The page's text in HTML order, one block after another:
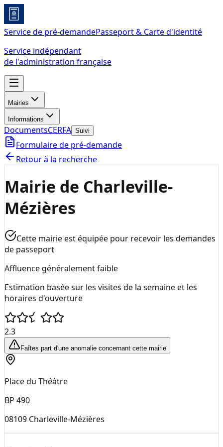
Service de pré-demandePasseport & Carte d'identité
Service indépendant
de l'administration française
Mairies
Informations
DocumentsCERFA Suivi
Formulaire de pré-demande
Retour à la recherche
Mairie de Charleville-
Mézières
Cette mairie est équipée pour recevoir les demandes
de passeport
Affluence généralement faible
Estimation basée sur les visites de la semaine et les
horaires d'ouverture
2.3
Faîtes part d'une anomalie concernant cette mairie
Place du Théâtre
BP 490
08109 Charleville-Mézières